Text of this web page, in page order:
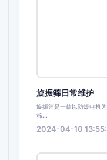
旋振筛日常维护
旋振筛是一款以防爆电机为动
筛...
2024-04-10